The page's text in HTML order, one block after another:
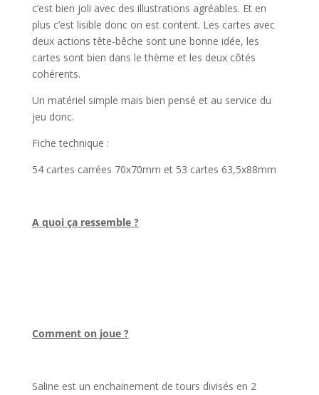
c’est bien joli avec des illustrations agréables. Et en
plus c’est lisible donc on est content. Les cartes avec
deux actions tête-bêche sont une bonne idée, les
cartes sont bien dans le thème et les deux côtés
cohérents.
Un matériel simple mais bien pensé et au service du
jeu donc.
Fiche technique :
54 cartes carrées 70x70mm et 53 cartes 63,5x88mm
A quoi ça ressemble ?
Comment on joue ?
Saline est un enchainement de tours divisés en 2